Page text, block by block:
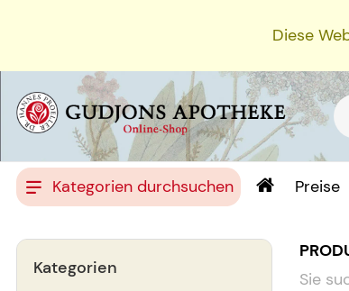
Diese
Kategorien durchsuchen Preise
Sie
Kategorien